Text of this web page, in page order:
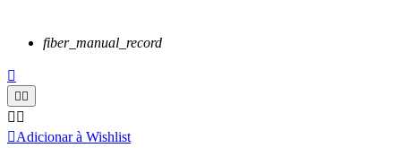
fiber_manual_record

 
 
Adicionar à Wishlist